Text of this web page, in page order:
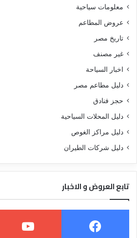
معلومات سياحية
عروض المطاعم
تاريخ مصر
غير مصنف
اخبار السياحة
دليل مطاعم مصر
حجز فنادق
دليل المحلات السياحية
دليل مراكز الغوص
دليل شركات الطيران
تابع العروض و الاخبار